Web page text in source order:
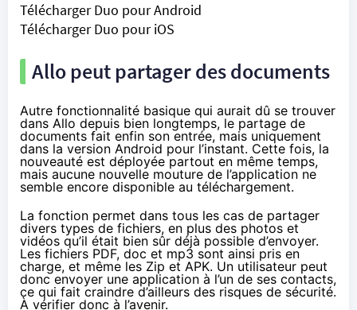
Télécharger Duo pour Android
Télécharger Duo pour iOS
Allo peut partager des documents
Autre fonctionnalité basique qui aurait dû se trouver
dans Allo depuis bien longtemps, le partage de
documents fait enfin son entrée, mais uniquement
dans la version Android pour l’instant. Cette fois, la
nouveauté est déployée partout en même temps,
mais aucune nouvelle mouture de l’application ne
semble encore disponible au téléchargement.
La fonction permet dans tous les cas de partager
divers types de fichiers, en plus des photos et
vidéos qu’il était bien sûr déjà possible d’envoyer.
Les fichiers PDF, doc et mp3 sont ainsi pris en
charge, et même les Zip et APK. Un utilisateur peut
donc envoyer une application à l’un de ses contacts,
ce qui fait craindre d’ailleurs des risques de sécurité.
À vérifier donc à l’avenir.